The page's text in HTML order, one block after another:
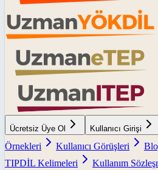
Ücretsiz Üye Ol Kullanıcı Girişi
Örnekleri
Kullanıcı Görüşleri
TIPDİL Kelimeleri
Kullanım